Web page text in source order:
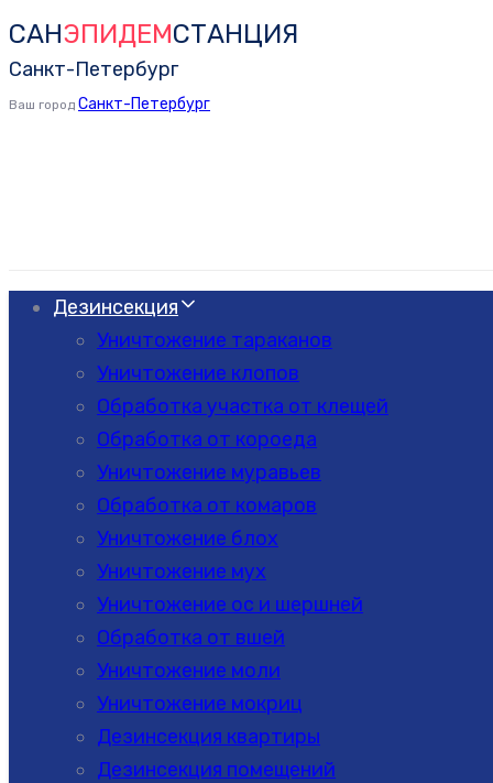
Skip
links
Skip
to
primary
САНЭПИДЕМСТАНЦИЯ
Санкт-Петербург
Ваш город Санкт-Петербург
Дезинсекция
Уничтожение тараканов
Уничтожение клопов
Обработка участка от клещей
Обработка от короеда
Уничтожение муравьев
Обработка от комаров
Уничтожение блох
Уничтожение мух
Уничтожение ос и шершней
Обработка от вшей
Уничтожение моли
Уничтожение мокриц
Дезинсекция квартиры
Дезинсекция помещений